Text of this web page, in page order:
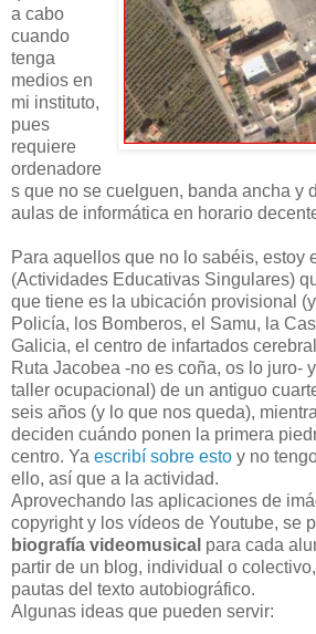
a cabo
cuando
tenga
medios en
mi instituto,
pues
requiere
ordenadore
s que no se cuelguen, banda ancha y
aulas de informática en horario
Para aquellos que no lo sabéis, estoy
(Actividades Educativas Singulares)
que tiene es la ubicación provisional
Policía, los Bomberos, el Samu, la
Galicia, el centro de infartados
Ruta Jacobea -no es coña, os lo juro-
taller ocupacional) de un antiguo
seis años (y lo que nos queda),
deciden cuándo ponen la primera
centro. Ya escribí sobre esto y no
ello, así que a la actividad.
Aprovechando las aplicaciones de
copyright y los vídeos de Youtube, se
biografía videomusical para cada
partir de un blog, individual o
pautas del texto autobiográfico.
Algunas ideas que pueden servir: